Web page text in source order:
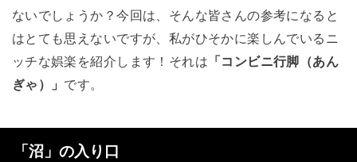
ないでしょうか？今回は、そんな皆さんの参考になると
はとても思えないですが、私がひそかに楽しんでいるニ
ッチな娯楽を紹介します！それは 「コンビニ行脚（あん
ぎゃ）」 です。
「沼」の入り口